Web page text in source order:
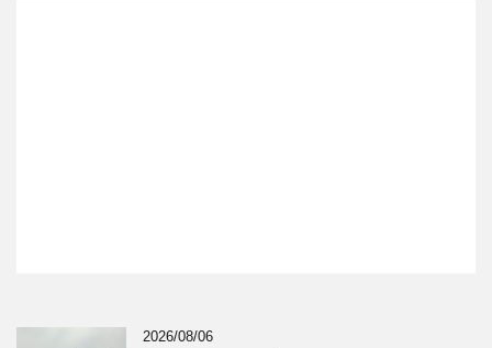
2026/08/06